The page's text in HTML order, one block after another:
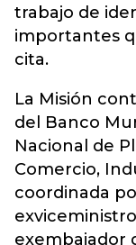
trabajo de
importantes
cita.
La Misión
del Banco
Nacional de
Comercio,
coordinada
exembajador